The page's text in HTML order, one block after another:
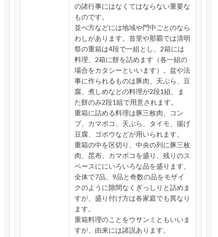
の諸行事にはなくてはならない重要な
ものです。
並べ方などには地域や門中ごとのなら
わしがあります。首里や那覇では清明
祭の重箱は4段で一組とし、2箱には
料理、2箱に餅を詰めます（各一組の
場合をカタシーといいます）。盆や法
事に作られるものは豚肉、天ぷら、豆
腐、煮しめなどの料理が2段1組、ま
た餅のみ2段1組で用意されます。
重箱に詰める料理は豚三枚肉、コン
ブ、カマボコ、天ぷら、タイモ、揚げ
豆腐、ゴボウなどが用いられます。
重箱の中を区切り、中央の列に豚三枚
肉、昆布、カマボコを盛り、残りのス
ペースににいろいろな品を盛ります。
全体で7品、9品と奇数の品をモザイ
クのように隙間なくぎっしりと詰めま
すが、盛り付け方は各家庭でも異なり
ます。
重箱料理のことをウサンミともいいま
すが、由来には諸説あります。